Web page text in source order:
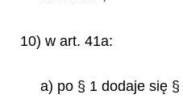
10) w art. 41a:
a) po § 1 dodaje się